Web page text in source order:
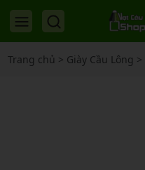
Trang chủ > Giày Cầu Lông >